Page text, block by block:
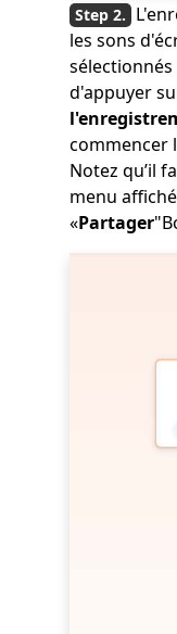
les sons
d'appuyer
commencer
Notez qu’il
menu
«Partager